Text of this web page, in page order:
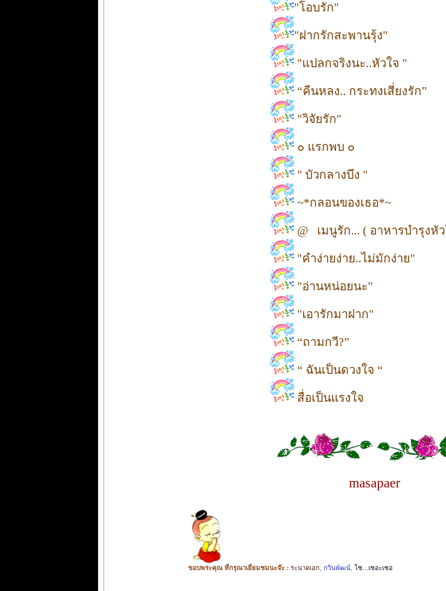
"โอบรัก"
"ฝากรักสะพานรุ้ง"
"แปลกจริงนะ..หัวใจ "
“คืนหลง.. กระทงเสี่ยงรัก”
"วิจัยรัก"
๐ แรกพบ ๐
" บัวกลางบึง "
~*กลอนของเธอ*~
@ เมนูรัก... ( อาหารบำรุงหั
"คำง่ายง่าย..ไม่มักง่าย"
"อ่านหน่อยนะ"
"เอารักมาฝาก"
“ถามกวี?”
“ ฉันเป็นดวงใจ “
สื่อเป็นแรงใจ
masapaer
ขอบพระคุณ ที่กรุณาเยี่ยมชมนะจ๊ะ : ระนาดเอก กวินพัฒน์ โซ...เซอะเซอ